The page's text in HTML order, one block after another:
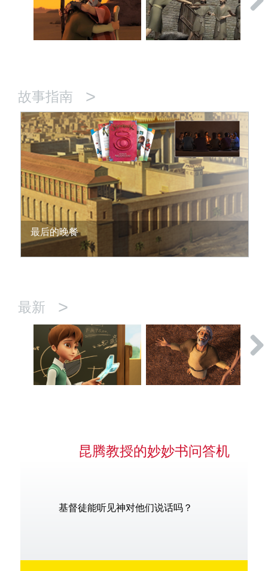
故事指南 >
最后的晚餐
最新 >
昆腾教授的妙妙书问答机
基督徒能听见神对他们说话吗？